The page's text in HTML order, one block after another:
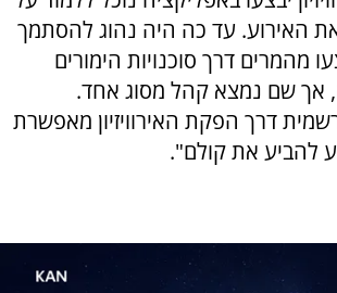
האירוע. עד כה היה נהוג להסתמך
מהמרים דרך סוכנויות הימורים
אך שם נמצא קהל מסוג אחד.
דרך הפקת האירוויזיון מאפשרת
להביע את קולם".